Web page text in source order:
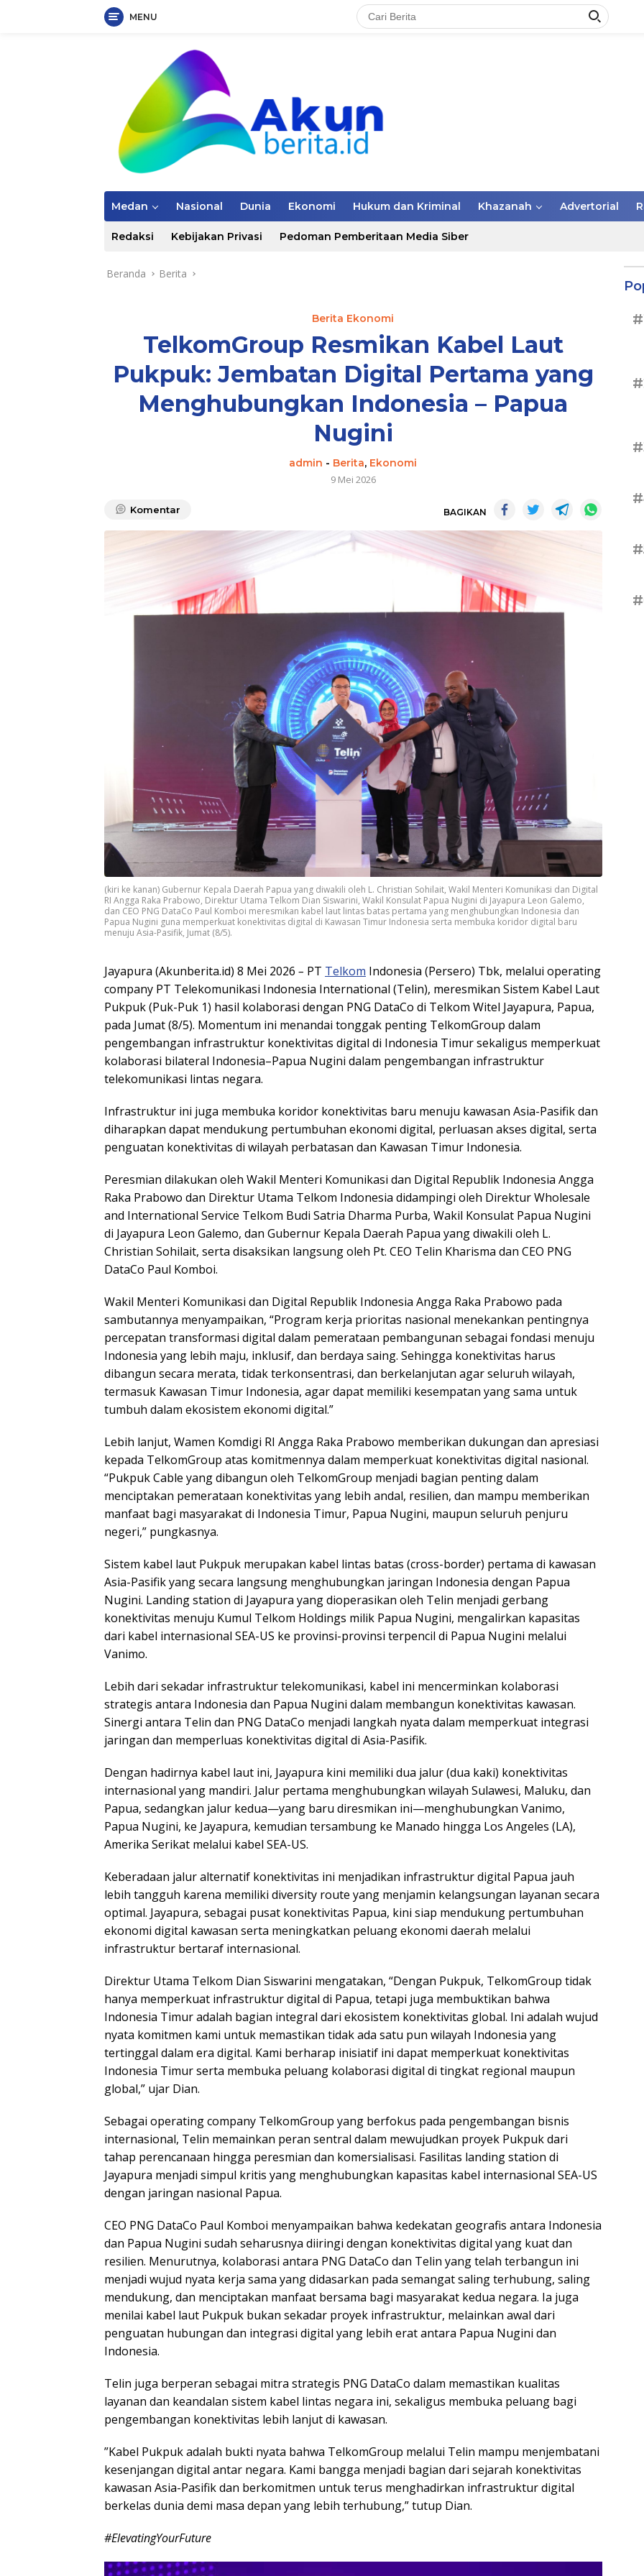
MENU
Medan Nasional Dunia Ekonomi Hukum dan Kriminal Khazanah Advertorial
Redaksi Kebijakan Privasi Pedoman Pemberitaan Media Siber
Beranda Berita
Berita Ekonomi
TelkomGroup Resmikan Kabel Laut
Pukpuk: Jembatan Digital Pertama yang
Menghubungkan Indonesia – Papua
Nugini
admin - Berita, Ekonomi
9 Mei 2026
Komentar BAGIKAN
(kiri ke kanan) Gubernur Kepala Daerah Papua yang diwakili oleh L. Christian Sohilait, Wakil Menteri Komunikasi dan Digital
RI Angga Raka Prabowo, Direktur Utama Telkom Dian Siswarini, Wakil Konsulat Papua Nugini di Jayapura Leon Galemo,
dan CEO PNG DataCo Paul Komboi meresmikan kabel laut lintas batas pertama yang menghubungkan Indonesia dan
Papua Nugini guna memperkuat konektivitas digital di Kawasan Timur Indonesia serta membuka koridor digital baru
menuju Asia-Pasifik, Jumat (8/5).
Jayapura (Akunberita.id) 8 Mei 2026 – PT Telkom Indonesia (Persero) Tbk, melalui operating
company PT Telekomunikasi Indonesia International (Telin), meresmikan Sistem Kabel Laut
Pukpuk (Puk-Puk 1) hasil kolaborasi dengan PNG DataCo di Telkom Witel Jayapura, Papua,
pada Jumat (8/5). Momentum ini menandai tonggak penting TelkomGroup dalam
pengembangan infrastruktur konektivitas digital di Indonesia Timur sekaligus memperkuat
kolaborasi bilateral Indonesia–Papua Nugini dalam pengembangan infrastruktur
telekomunikasi lintas negara.
Infrastruktur ini juga membuka koridor konektivitas baru menuju kawasan Asia-Pasifik dan
diharapkan dapat mendukung pertumbuhan ekonomi digital, perluasan akses digital, serta
penguatan konektivitas di wilayah perbatasan dan Kawasan Timur Indonesia.
Peresmian dilakukan oleh Wakil Menteri Komunikasi dan Digital Republik Indonesia Angga
Raka Prabowo dan Direktur Utama Telkom Indonesia didampingi oleh Direktur Wholesale
and International Service Telkom Budi Satria Dharma Purba, Wakil Konsulat Papua Nugini
di Jayapura Leon Galemo, dan Gubernur Kepala Daerah Papua yang diwakili oleh L.
Christian Sohilait, serta disaksikan langsung oleh Pt. CEO Telin Kharisma dan CEO PNG
DataCo Paul Komboi.
Wakil Menteri Komunikasi dan Digital Republik Indonesia Angga Raka Prabowo pada
sambutannya menyampaikan, “Program kerja prioritas nasional menekankan pentingnya
percepatan transformasi digital dalam pemerataan pembangunan sebagai fondasi menuju
Indonesia yang lebih maju, inklusif, dan berdaya saing. Sehingga konektivitas harus
dibangun secara merata, tidak terkonsentrasi, dan berkelanjutan agar seluruh wilayah,
termasuk Kawasan Timur Indonesia, agar dapat memiliki kesempatan yang sama untuk
tumbuh dalam ekosistem ekonomi digital.”
Lebih lanjut, Wamen Komdigi RI Angga Raka Prabowo memberikan dukungan dan apresiasi
kepada TelkomGroup atas komitmennya dalam memperkuat konektivitas digital nasional.
“Pukpuk Cable yang dibangun oleh TelkomGroup menjadi bagian penting dalam
menciptakan pemerataan konektivitas yang lebih andal, resilien, dan mampu memberikan
manfaat bagi masyarakat di Indonesia Timur, Papua Nugini, maupun seluruh penjuru
negeri,” pungkasnya.
Sistem kabel laut Pukpuk merupakan kabel lintas batas (cross-border) pertama di kawasan
Asia-Pasifik yang secara langsung menghubungkan jaringan Indonesia dengan Papua
Nugini. Landing station di Jayapura yang dioperasikan oleh Telin menjadi gerbang
konektivitas menuju Kumul Telkom Holdings milik Papua Nugini, mengalirkan kapasitas
dari kabel internasional SEA-US ke provinsi-provinsi terpencil di Papua Nugini melalui
Vanimo.
Lebih dari sekadar infrastruktur telekomunikasi, kabel ini mencerminkan kolaborasi
strategis antara Indonesia dan Papua Nugini dalam membangun konektivitas kawasan.
Sinergi antara Telin dan PNG DataCo menjadi langkah nyata dalam memperkuat integrasi
jaringan dan memperluas konektivitas digital di Asia-Pasifik.
Dengan hadirnya kabel laut ini, Jayapura kini memiliki dua jalur (dua kaki) konektivitas
internasional yang mandiri. Jalur pertama menghubungkan wilayah Sulawesi, Maluku, dan
Papua, sedangkan jalur kedua—yang baru diresmikan ini—menghubungkan Vanimo,
Papua Nugini, ke Jayapura, kemudian tersambung ke Manado hingga Los Angeles (LA),
Amerika Serikat melalui kabel SEA-US.
Keberadaan jalur alternatif konektivitas ini menjadikan infrastruktur digital Papua jauh
lebih tangguh karena memiliki diversity route yang menjamin kelangsungan layanan secara
optimal. Jayapura, sebagai pusat konektivitas Papua, kini siap mendukung pertumbuhan
ekonomi digital kawasan serta meningkatkan peluang ekonomi daerah melalui
infrastruktur bertaraf internasional.
Direktur Utama Telkom Dian Siswarini mengatakan, “Dengan Pukpuk, TelkomGroup tidak
hanya memperkuat infrastruktur digital di Papua, tetapi juga membuktikan bahwa
Indonesia Timur adalah bagian integral dari ekosistem konektivitas global. Ini adalah wujud
nyata komitmen kami untuk memastikan tidak ada satu pun wilayah Indonesia yang
tertinggal dalam era digital. Kami berharap inisiatif ini dapat memperkuat konektivitas
Indonesia Timur serta membuka peluang kolaborasi digital di tingkat regional maupun
global,” ujar Dian.
Sebagai operating company TelkomGroup yang berfokus pada pengembangan bisnis
internasional, Telin memainkan peran sentral dalam mewujudkan proyek Pukpuk dari
tahap perencanaan hingga peresmian dan komersialisasi. Fasilitas landing station di
Jayapura menjadi simpul kritis yang menghubungkan kapasitas kabel internasional SEA-US
dengan jaringan nasional Papua.
CEO PNG DataCo Paul Komboi menyampaikan bahwa kedekatan geografis antara Indonesia
dan Papua Nugini sudah seharusnya diiringi dengan konektivitas digital yang kuat dan
resilien. Menurutnya, kolaborasi antara PNG DataCo dan Telin yang telah terbangun ini
menjadi wujud nyata kerja sama yang didasarkan pada semangat saling terhubung, saling
mendukung, dan menciptakan manfaat bersama bagi masyarakat kedua negara. Ia juga
menilai kabel laut Pukpuk bukan sekadar proyek infrastruktur, melainkan awal dari
penguatan hubungan dan integrasi digital yang lebih erat antara Papua Nugini dan
Indonesia.
Telin juga berperan sebagai mitra strategis PNG DataCo dalam memastikan kualitas
layanan dan keandalan sistem kabel lintas negara ini, sekaligus membuka peluang bagi
pengembangan konektivitas lebih lanjut di kawasan.
”Kabel Pukpuk adalah bukti nyata bahwa TelkomGroup melalui Telin mampu menjembatani
kesenjangan digital antar negara. Kami bangga menjadi bagian dari sejarah konektivitas
kawasan Asia-Pasifik dan berkomitmen untuk terus menghadirkan infrastruktur digital
berkelas dunia demi masa depan yang lebih terhubung,” tutup Dian.
#ElevatingYourFuture